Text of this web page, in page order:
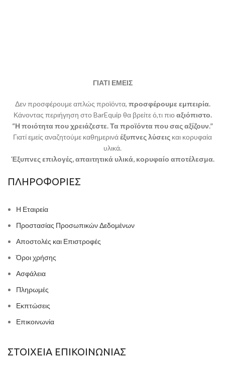
ΓΙΑΤΙ ΕΜΕΙΣ
Δεν προσφέρουμε απλώς προϊόντα, προσφέρουμε εμπειρία.
Κάνοντας περιήγηση στο BarEquip θα βρείτε ό,τι πιο αξιόπιστο.
“Η ποιότητα που χρειάζεστε. Τα προϊόντα που σας αξίζουν.”
Γιατί εμείς αναζητούμε καθημερινάέξυπνες λύσεις και κορυφαία
υλικά.
Έξυπνες επιλογές, απαιτητικά υλικά, κορυφαίο αποτέλεσμα.
ΠΛΗΡΟΦΟΡΙΕΣ
Η Εταιρεία
Προστασίας Προσωπικών Δεδομένων
Αποστολές και Επιστροφές
Όροι χρήσης
Ασφάλεια
Πληρωμές
Εκπτώσεις
Επικοινωνία
ΣΤΟΙΧΕΙΑ ΕΠΙΚΟΙΝΩΝΙΑΣ